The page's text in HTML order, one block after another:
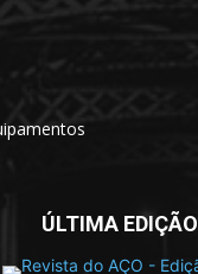
ÚLTIMA EDIÇÃO